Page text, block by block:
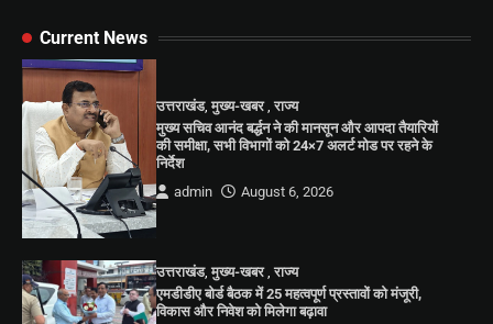
Current News
उत्तराखंड,मुख्य-खबर ,राज्य
मुख्य सचिव आनंद बर्द्धन ने की मानसून और आपदा तैयारियों
की समीक्षा, सभी विभागों को 24×7 अलर्ट मोड पर रहने के
निर्देश
admin
August 6, 2026
उत्तराखंड,मुख्य-खबर,राज्य
एमडीडीए बोर्ड बैठक में 25 महत्वपूर्ण प्रस्तावों को मंजूरी,
विकास और निवेश को मिलेगा बढ़ावा